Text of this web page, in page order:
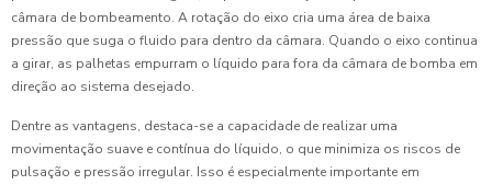
câmara de bombeamento. A rotação do eixo cria uma área de baixa
pressão que suga o fluido para dentro da câmara. Quando o eixo continua
a girar, as palhetas empurram o líquido para fora da câmara de bomba em
direção ao sistema desejado.
Dentre as vantagens, destaca-se a capacidade de realizar uma
movimentação suave e contínua do líquido, o que minimiza os riscos de
pulsação e pressão irregular. Isso é especialmente importante em